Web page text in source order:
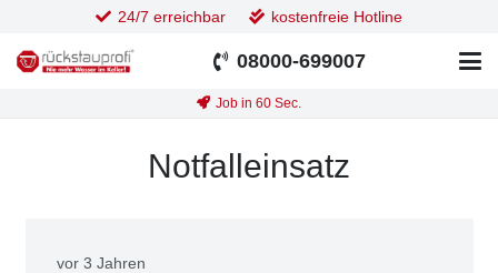
24/7 erreichbar kostenfreie Hotline
08000-699007
Job in 60 Sec.
Notfalleinsatz
vor 3 Jahren